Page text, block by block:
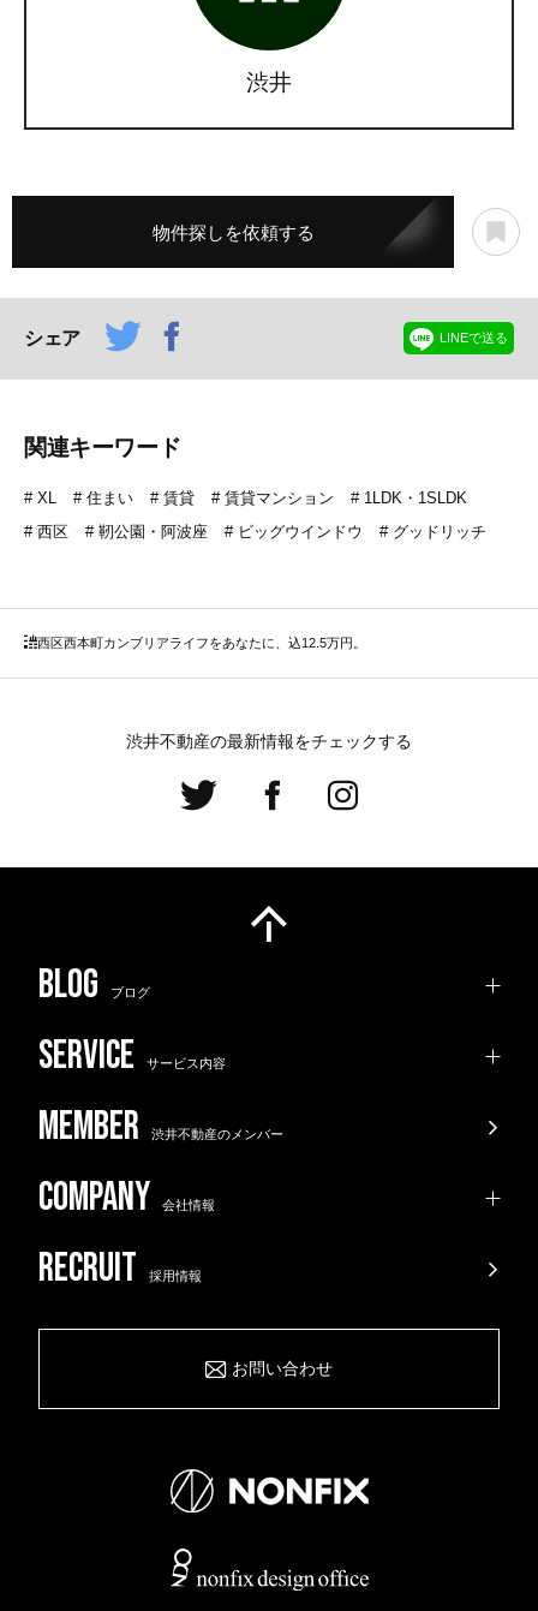
渋井
物件探しを依頼する
シェア LINEで送る
関連キーワード
XL 住まい 賃貸 賃貸マンション
1LDK・1SLDK
西区
靭公園・阿波座 ビッグウインドウ グッドリッチ
西本町カンブリアライフをあなたに、込12.5万円。
西区
渋井不動産の最新情報をチェックする
ブログ
サービス内容
渋井不動産のメンバー
会社情報
採用情報
お問い合わせ